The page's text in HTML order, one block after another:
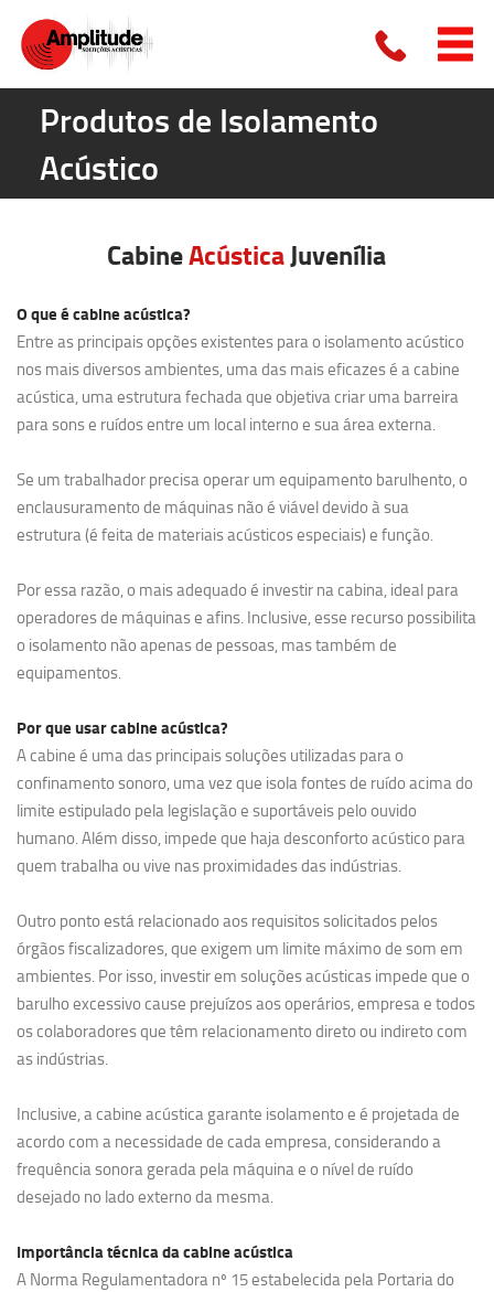
Produtos de Isolamento
Acústico
CabineAcústicaJuvenília
O que é cabine acústica?
Entre as principais opções existentes para o isolamento acústico
nos mais diversos ambientes, uma das mais eficazes é a cabine
acústica, uma estrutura fechada que objetiva criar uma barreira
para sons e ruídos entre um local interno e sua área externa.
Se um trabalhador precisa operar um equipamento barulhento, o
enclausuramento de máquinas não é viável devido à sua
estrutura (é feita de materiais acústicos especiais) e função.
Por essa razão, o mais adequado é investir na cabina, ideal para
operadores de máquinas e afins. Inclusive, esse recurso possibilita
o isolamento não apenas de pessoas, mas também de
equipamentos.
Por que usar cabine acústica?
A cabine é uma das principais soluções utilizadas para o
confinamento sonoro, uma vez que isola fontes de ruído acima do
limite estipulado pela legislação e suportáveis pelo ouvido
humano. Além disso, impede que haja desconforto acústico para
quem trabalha ou vive nas proximidades das indústrias.
Outro ponto está relacionado aos requisitos solicitados pelos
órgãos fiscalizadores, que exigem um limite máximo de som em
ambientes. Por isso, investir em soluções acústicas impede que o
barulho excessivo cause prejuízos aos operários, empresa e todos
os colaboradores que têm relacionamento direto ou indireto com
as indústrias.
Inclusive, a cabine acústica garante isolamento e é projetada de
acordo com a necessidade de cada empresa, considerando a
frequência sonora gerada pela máquina e o nível de ruído
desejado no lado externo da mesma.
Importância técnica da cabine acústica
A Norma Regulamentadora nº 15 estabelecida pela Portaria do